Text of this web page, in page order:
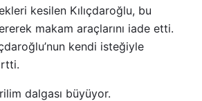
kesilen Kılıçdaroğlu, bu
makam araçlarını iade etti.
kendi isteğiyle
dalgası büyüyor.